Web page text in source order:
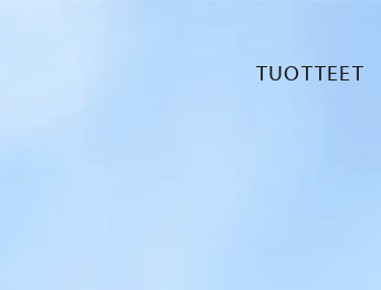
TUOTTEET